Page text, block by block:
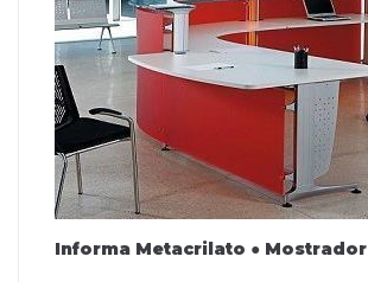
Informa Metacrilato ● Mostrador